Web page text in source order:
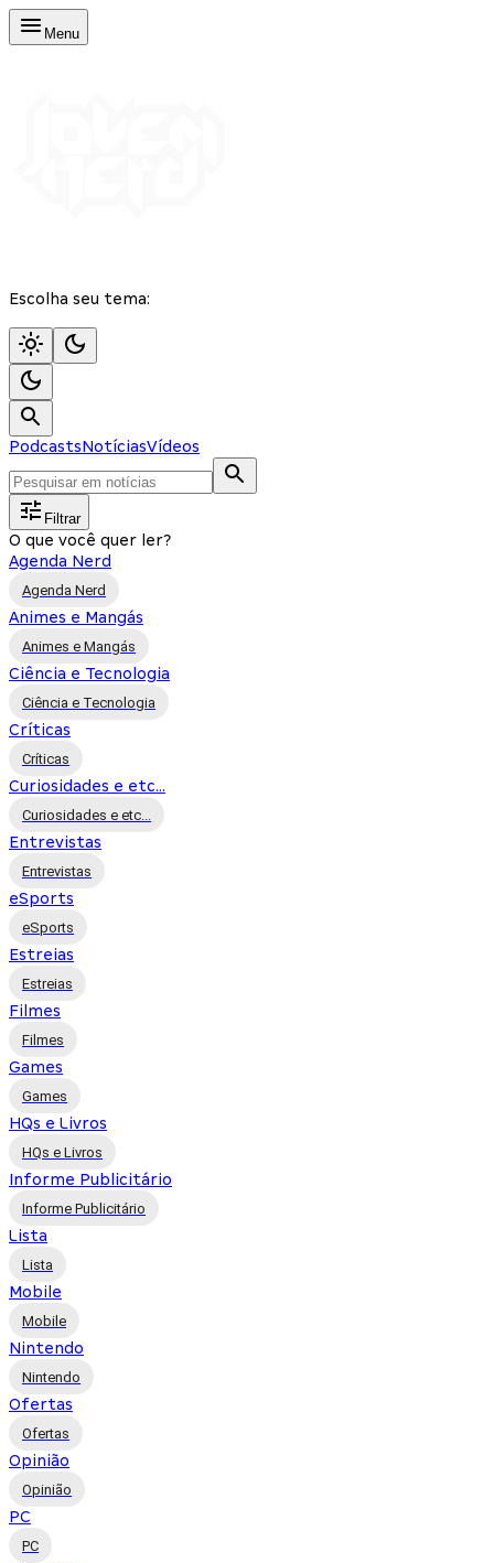
Menu
Escolha seu tema:
PodcastsNotíciasVídeos
Filtrar
O que você quer ler?
Agenda Nerd
Agenda Nerd
Animes e Mangás
Animes e Mangás
Ciência e Tecnologia
Ciência e Tecnologia
Críticas
Críticas
Curiosidades e etc...
Curiosidades e etc...
Entrevistas
Entrevistas
eSports
eSports
Estreias
Estreias
Filmes
Filmes
Games
Games
HQs e Livros
HQs e Livros
Informe Publicitário
Informe Publicitário
Lista
Lista
Mobile
Mobile
Nintendo
Nintendo
Ofertas
Ofertas
Opinião
Opinião
PC
PC